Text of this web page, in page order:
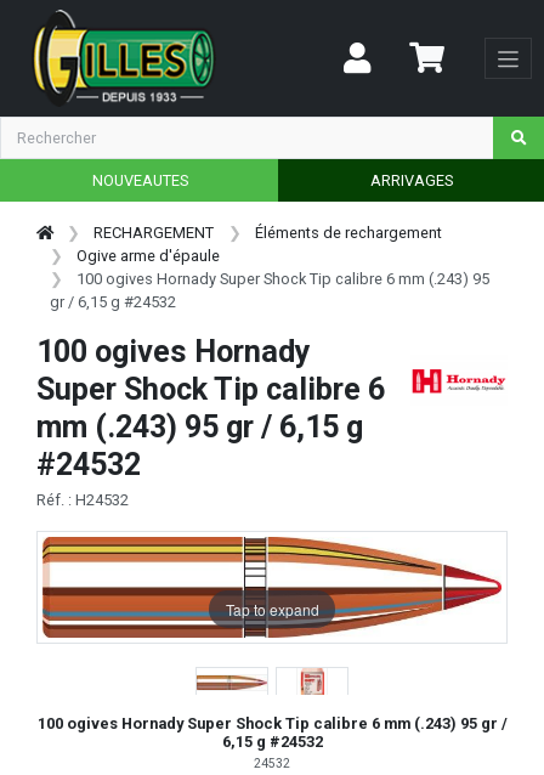
NOUVEAUTES ARRIVAGES
RECHARGEMENT
Éléments de rechargement
Ogive arme d'épaule
100 ogives Hornady Super Shock Tip calibre 6 mm (.243) 95
gr / 6,15 g #24532
100 ogives Hornady
Super Shock Tip calibre 6
mm (.243) 95 gr / 6,15 g
#24532
Réf. : H24532
Tap to expand
100 ogives Hornady Super Shock Tip calibre 6 mm (.243) 95 gr /
6,15 g #24532
24532